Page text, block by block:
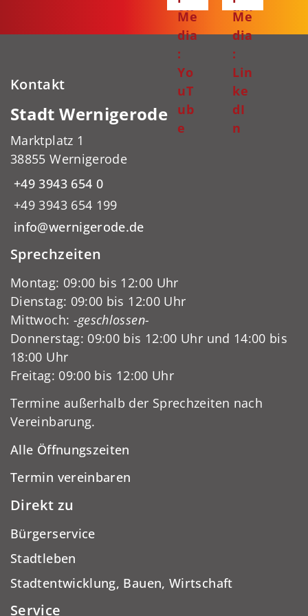
ok
am
Me
dia
:
Yo
uT
ub
e
Me
dia
:
Lin
ke
dI
n
Kontakt
Stadt Wernigerode
Marktplatz 1
38855 Wernigerode
+49 3943 654 0
+49 3943 654 199
info@wernigerode.de
Sprechzeiten
Montag: 09:00 bis 12:00 Uhr
Dienstag: 09:00 bis 12:00 Uhr
Mittwoch: -geschlossen-
Donnerstag: 09:00 bis 12:00 Uhr und 14:00 bis
18:00 Uhr
Freitag: 09:00 bis 12:00 Uhr
Termine außerhalb der Sprechzeiten nach
Vereinbarung.
Alle Öffnungszeiten
Termin vereinbaren
Direkt zu
Bürgerservice
Stadtleben
Stadtentwicklung, Bauen, Wirtschaft
Service